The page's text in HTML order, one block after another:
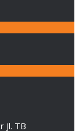
Jl. TB